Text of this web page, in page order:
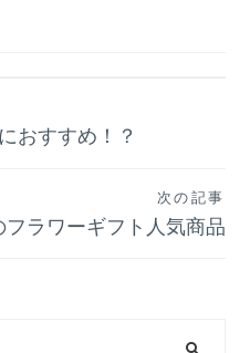
おすすめ！？
次の記事
フラワーギフト人気商品